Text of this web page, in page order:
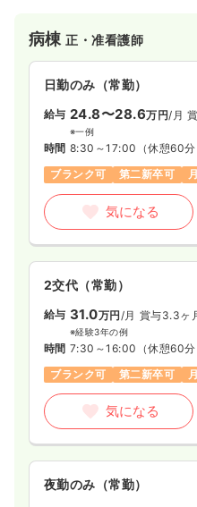
病棟正・准看護師
日勤のみ（常勤）
給与 24.8〜28.6万円/月
※一例
時間 8:30～17:00 （休憩60分
ブランク可
第二新卒可
気になる
2交代（常勤）
給与 31.0万円 /月 賞与3.3ヶ
※経験3年の例
時間 7:30～16:00 （休憩60分
ブランク可
第二新卒可
気になる
夜勤のみ（常勤）